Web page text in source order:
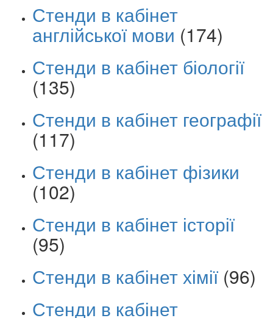
Стенди в кабінет
англійської мови (174)
Стенди в кабінет біології
(135)
Стенди в кабінет географії
(117)
Стенди в кабінет фізики
(102)
Стенди в кабінет історії
(95)
Стенди в кабінет хімії (96)
Стенди в кабінет